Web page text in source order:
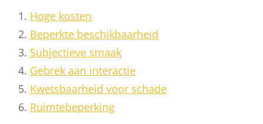
Hoge kosten
Beperkte beschikbaarheid
Subjectieve smaak
Gebrek aan interactie
Kwetsbaarheid voor schade
Ruimtebeperking